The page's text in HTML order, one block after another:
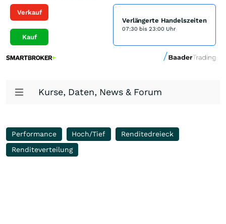
Verkauf
Kauf
Verlängerte Handelszeiten
07:30 bis 23:00 Uhr
Kurse, Daten, News & Forum
Performance Hoch/Tief
Renditedreieck
Renditeverteilung